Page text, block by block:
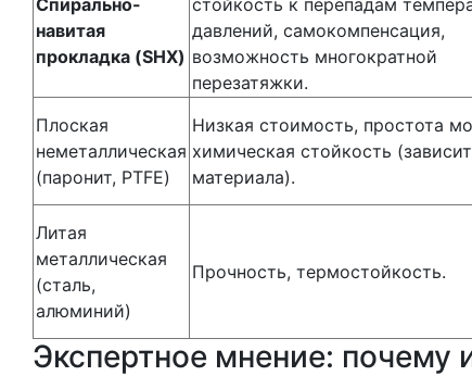
Спирально-
навитая
прокладка (SHX)
стойкость к перепадам
давлений, самокомпенсация,
возможность многократной
перезатяжки.
Плоская
неметаллическая
(паронит, PTFE)
Низкая стоимость, простота
химическая стойкость
материала).
Литая
металлическая
(сталь,
алюминий)
Прочность, термостойкость.
Экспертное мнение: почему